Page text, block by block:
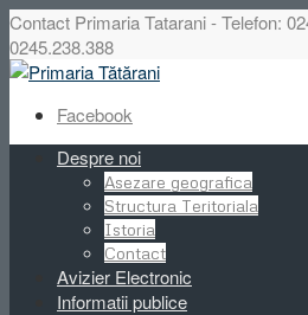
Contact Primaria Tatarani - Telefon:
0245.238.388
Facebook
Despre noi
Asezare geografica
Structura Teritoriala
Istoria
Contact
Avizier Electronic
Informatii publice